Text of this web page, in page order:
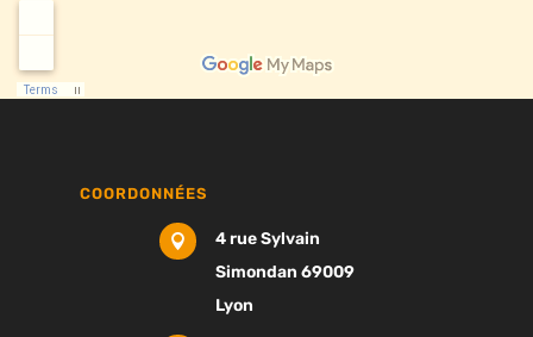
COORDONNÉES

4 rue Sylvain
Simondan 69009
Lyon